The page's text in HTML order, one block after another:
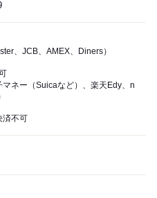
、JCB、AMEX、Diners）
マネー（Suicaなど）、楽天Edy、n
済不可